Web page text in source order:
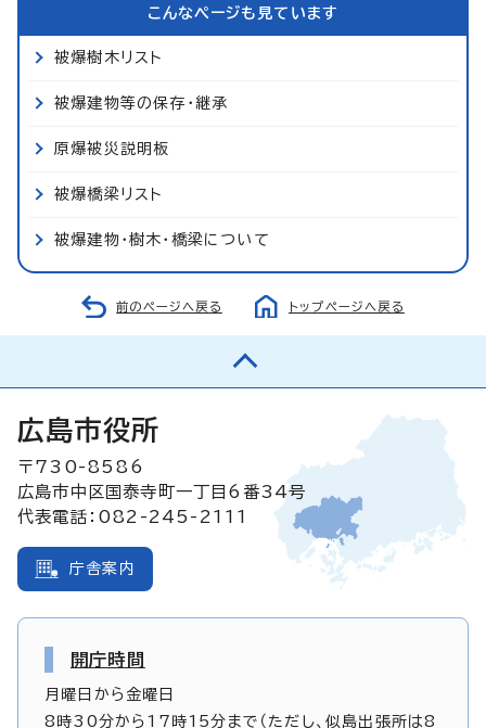
こんなページも見ています
被爆樹木リスト
被爆建物等の保存・継承
原爆被災説明板
被爆橋梁リスト
被爆建物・樹木・橋梁について
前のページへ戻る トップページへ戻る
広島市役所
〒730-8586
広島市中区国泰寺町一丁目6番34号
代表電話：082-245-2111
庁舎案内
開庁時間
月曜日から金曜日
8時30分から17時15分まで（ただし、似島出張所は8